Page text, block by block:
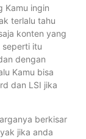
Kamu ingin
terlalu tahu
konten yang
seperti itu
dengan
Kamu bisa
dan LSI jika
berkisar
jika anda